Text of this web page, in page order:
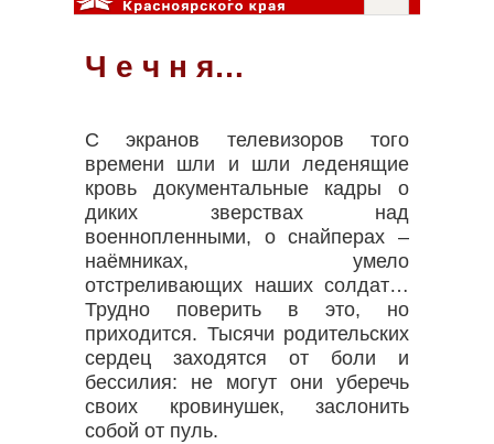
Ч е ч н я…
С экранов телевизоров того
времени шли и шли леденящие
кровь документальные кадры о
диких зверствах над
военнопленными, о снайперах –
наёмниках, умело
отстреливающих наших солдат…
Трудно поверить в это, но
приходится. Тысячи родительских
сердец заходятся от боли и
бессилия: не могут они уберечь
своих кровинушек, заслонить
собой от пуль.